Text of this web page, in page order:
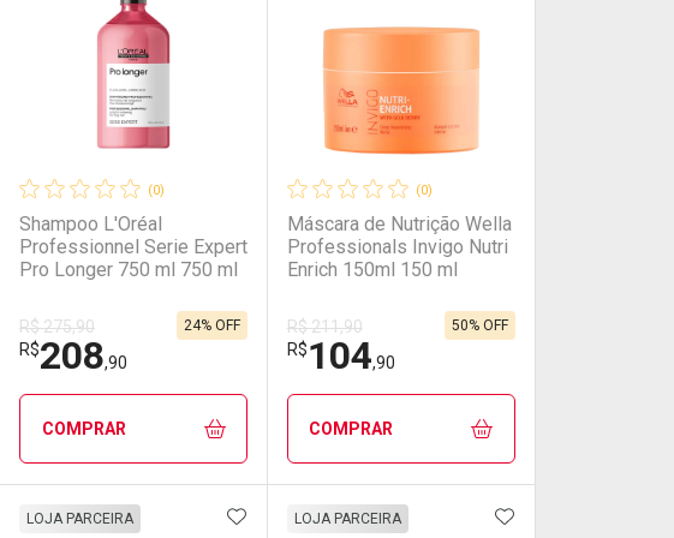
FECHAR
FECHAR
(0)
Shampoo L'Oréal
Professionnel Serie Expert
Pro Longer 750 ml 750 ml
R$ 275,90
R$208,90
24% OFF
COMPRAR
FECHAR
FECHAR
(0)
Máscara de Nutrição Wella
Professionals Invigo Nutri
Enrich 150ml 150 ml
R$ 211,90
R$104,90
50% OFF
COMPRAR
AOS FAVORITOS
LOJA PARCEIRA ADICIONAR AOS FAVORITOS
LOJA PARCEIRA ADICIONAR AOS